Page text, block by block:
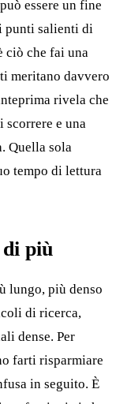
essere un fine
punti salienti di
ciò che fai una
meritano davvero
rivela che
scorrere e una
Quella sola
tempo di lettura
di più
lungo, più denso
di ricerca,
dense. Per
farti risparmiare
in seguito. È